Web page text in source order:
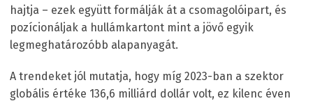
hajtja – ezek együtt formálják át a csomagolóipart, és
pozícionáljak a hullámkartont mint a jövő egyik
legmeghatározóbb alapanyagát.
A trendeket jól mutatja, hogy míg 2023-ban a szektor
globális értéke 136,6 milliárd dollár volt, ez kilenc éven